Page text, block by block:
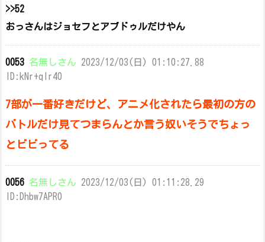
>>52
おっさんはジョセフとアブドゥルだけやん
0053 名無しさん 2023/12/03(日) 01:10:27.88
ID:kNr+qlr40
7部が一番好きだけど、アニメ化されたら最初の方の
バトルだけ見てつまらんとか言う奴いそうでちょっ
とビビってる
0056 名無しさん 2023/12/03(日) 01:11:28.29
ID:Dhbw7APR0